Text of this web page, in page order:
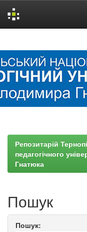
Репозитарій
педагогічного
Гнатюка
Пошук
Пошук: